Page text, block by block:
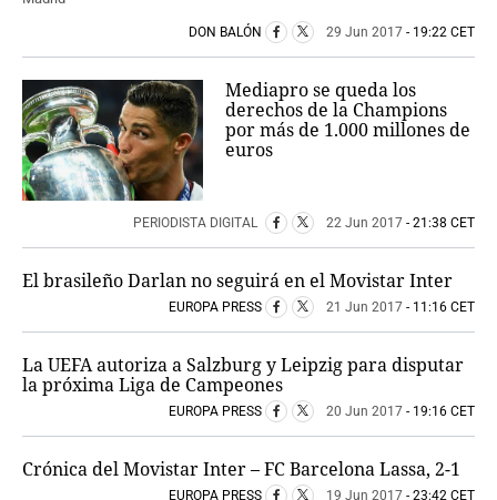
DON BALÓN 29 Jun 2017 - 19:22 CET
Mediapro se queda los
derechos de la Champions
por más de 1.000 millones de
euros
PERIODISTA DIGITAL 22 Jun 2017 - 21:38 CET
El brasileño Darlan no seguirá en el Movistar Inter
EUROPA PRESS 21 Jun 2017 - 11:16 CET
La UEFA autoriza a Salzburg y Leipzig para disputar
la próxima Liga de Campeones
EUROPA PRESS 20 Jun 2017 - 19:16 CET
Crónica del Movistar Inter – FC Barcelona Lassa, 2-1
EUROPA PRESS 19 Jun 2017 - 23:42 CET